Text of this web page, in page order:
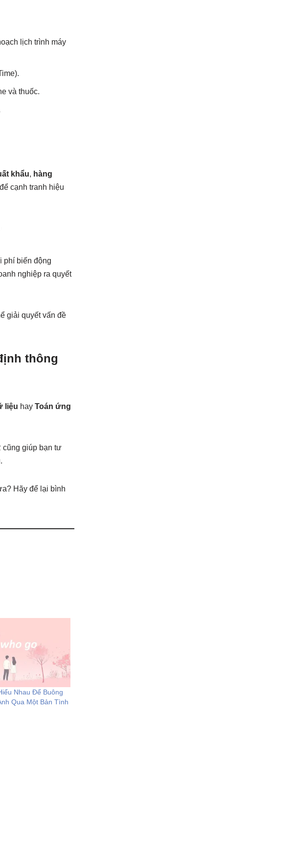
lịch trình máy
và thuốc.
khẩu, hàng
cạnh tranh hiệu
phí biến động
nghiệp ra quyết
giải quyết vấn đề
thông
liệu hay Toán ứng
cũng giúp bạn tư
Hãy để lại bình
Nhau Để Buông
Qua Một Bản Tình